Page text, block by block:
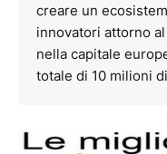
creare un
innovatori attorno
nella capitale
totale di 10 milioni